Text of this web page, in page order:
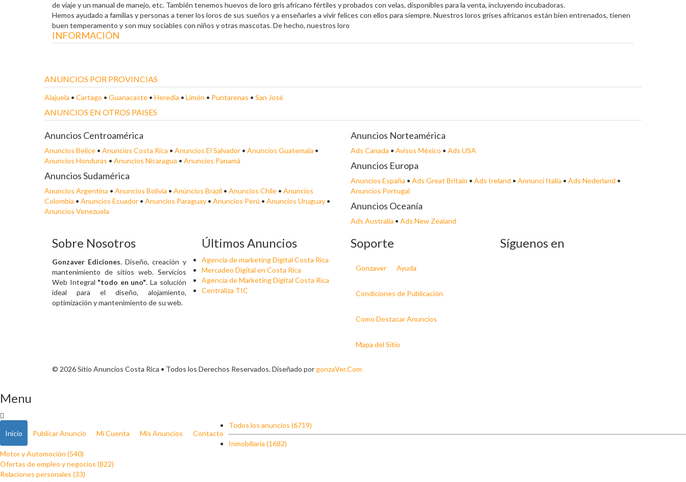
de viaje y un manual de manejo, etc. También tenemos huevos de loro gris africano fértiles y probados con velas, disponibles para la venta, incluyendo incubadoras.
Hemos ayudado a familias y personas a tener los loros de sus sueños y a enseñarles a vivir felices con ellos para siempre. Nuestros loros grises africanos están bien entrenados, tienen
buen temperamento y son muy sociables con niños y otras mascotas. De hecho, nuestros loro
INFORMACIÓN
ANUNCIOS POR PROVINCIAS
Alajuela • Cartago • Guanacaste • Heredia • Limón • Puntarenas • San José
ANUNCIOS EN OTROS PAISES
Anuncios Centroamérica
Anuncios Belice • Anuncios Costa Rica • Anuncios El Salvador • Anuncios Guatemala •
Anuncios Honduras • Anuncios Nicaragua • Anuncios Panamá
Anuncios Sudamérica
Anuncios Argentina • Anuncios Bolivia • Anúncios Brazil • Anuncios Chile • Anuncios
Colombia • Anuncios Ecuador • Anuncios Paraguay • Anuncios Perú • Anuncios Uruguay •
Anuncios Venezuela
Anuncios Norteamérica
Ads Canada • Avisos México • Ads USA
Anuncios Europa
Anuncios España • Ads Great Britain • Ads Ireland • Annunci Italia • Ads Nederland •
Anuncios Portugal
Anuncios Oceanía
Ads Australia • Ads New Zealand
Sobre Nosotros
Gonzaver Ediciones. Diseño, creación y
mantenimiento de sitios web. Servicios
Web Integral "todo en uno". La solución
ideal para el diseño, alojamiento,
optimización y mantenimiento de su web.
Últimos Anuncios
Agencia de marketing Digital Costa Rica
Mercadeo Digital en Costa Rica
Agencia de Marketing Digital Costa Rica
Centraliza TIC
Soporte
Gonzaver Ayuda
Condiciones de Publicación
Como Destacar Anuncios
Mapa del Sitio
Síguenos en
© 2026 Sitio Anuncios Costa Rica • Todos los Derechos Reservados. Diseñado porgonzaVer.Com
Menu
Inicio Publicar Anuncio Mi Cuenta Mis Anuncios Contacto
Todos los anuncios (6719)
Inmobiliaria (1682)
Motor y Automoción (540)
Ofertas de empleo y negocios (822)
Relaciones personales (33)